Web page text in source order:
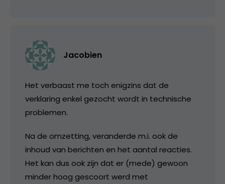
Jacobien
Het verbaast me toch enigzins dat de
verklaring enkel gezocht wordt in technische
problemen.
Na de omzetting, veranderde m.i. ook de
inhoud van berichten en het aantal reacties.
Het kan dus ook zijn dat er (mede) gewoon
minder hoog gescoort werd met